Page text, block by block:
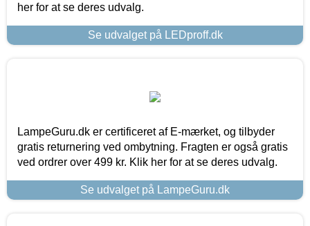
her for at se deres udvalg.
Se udvalget på LEDproff.dk
LampeGuru.dk er certificeret af E-mærket, og tilbyder
gratis returnering ved ombytning. Fragten er også gratis
ved ordrer over 499 kr. Klik her for at se deres udvalg.
Se udvalget på LampeGuru.dk